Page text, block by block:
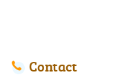
Contact